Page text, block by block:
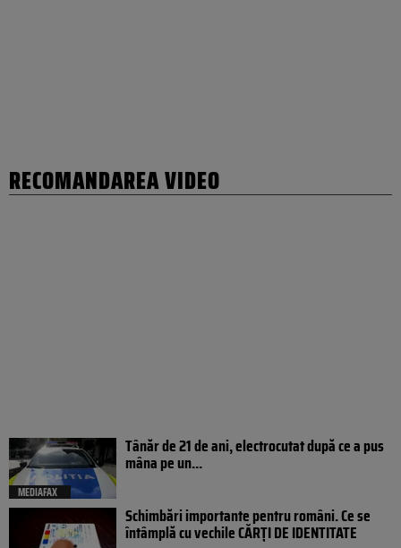
RECOMANDAREA VIDEO
MEDIAFAX
Tânăr de 21 de ani, electrocutat după ce a pus
mâna pe un...
Schimbări importante pentru români. Ce se
întâmplă cu vechile CĂRȚI DE IDENTITATE